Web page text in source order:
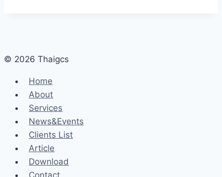
© 2026 Thaigcs
Home
About
Services
News&Events
Clients List
Article
Download
Contact